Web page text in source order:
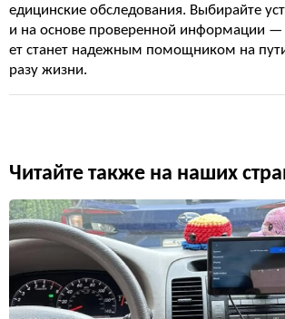
едицинские обследования. Выбирайте
и на основе проверенной информации —
ет станет надежным помощником на
разу жизни.
Читайте также на наших